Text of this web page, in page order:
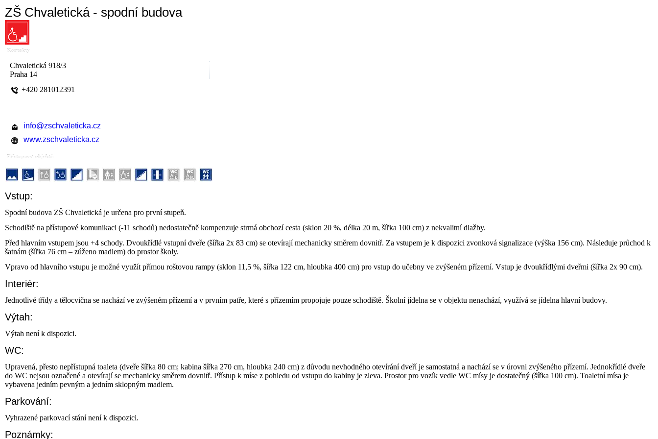
ZŠ Chvaletická - spodní budova
Kontakty
Chvaletická 918/3
Praha 14
+420 281012391
info@zschvaleticka.cz
www.zschvaleticka.cz
Přístupnost objektů
Vstup:
Spodní budova ZŠ Chvaletická je určena pro první stupeň.
Schodiště na přístupové komunikaci (-11 schodů) nedostatečně kompenzuje strmá obchozí cesta (sklon 20 %, délka 20 m, šířka 100 cm) z nekvalitní dlažby.
Před hlavním vstupem jsou +4 schody. Dvoukřídlé vstupní dveře (šířka 2x 83 cm) se otevírají mechanicky směrem dovnitř. Za vstupem je k dispozici zvonková signalizace (výška 156 cm). Následuje průchod k
šatnám (šířka 76 cm – zúženo madlem) do prostor školy.
Vpravo od hlavního vstupu je možné využít přímou roštovou rampy (sklon 11,5 %, šířka 122 cm, hloubka 400 cm) pro vstup do učebny ve zvýšeném přízemí. Vstup je dvoukřídlými dveřmi (šířka 2x 90 cm).
Interiér:
Jednotlivé třídy a tělocvična se nachází ve zvýšeném přízemí a v prvním patře, které s přízemím propojuje pouze schodiště. Školní jídelna se v objektu nenachází, využívá se jídelna hlavní budovy.
Výtah:
Výtah není k dispozici.
WC:
Upravená, přesto nepřístupná toaleta (dveře šířka 80 cm; kabina šířka 270 cm, hloubka 240 cm) z důvodu nevhodného otevírání dveří je samostatná a nachází se v úrovni zvýšeného přízemí. Jednokřídlé dveře
do WC nejsou označené a otevírají se mechanicky směrem dovnitř. Přístup k míse z pohledu od vstupu do kabiny je zleva. Prostor pro vozík vedle WC mísy je dostatečný (šířka 100 cm). Toaletní mísa je
vybavena jedním pevným a jedním sklopným madlem.
Parkování:
Vyhrazené parkovací stání není k dispozici.
Poznámky: